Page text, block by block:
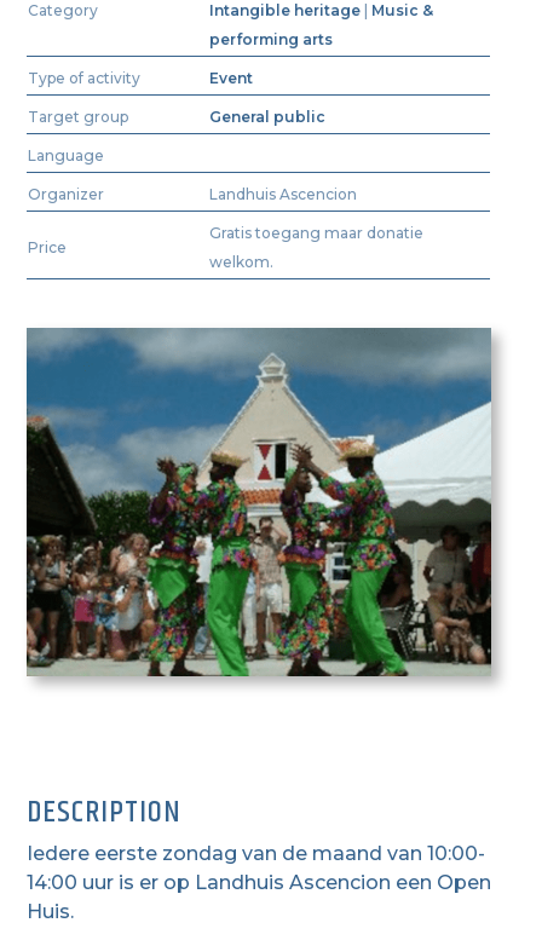
Category
Intangible heritage
Music &
performing arts
Type of activity Event
Target group General public
Language
Organizer Landhuis Ascencion
Price
Gratis toegang maar donatie
welkom.
DESCRIPTION
Iedere eerste zondag van de maand van 10:00-
14:00 uur is er op Landhuis Ascencion een Open
Huis.